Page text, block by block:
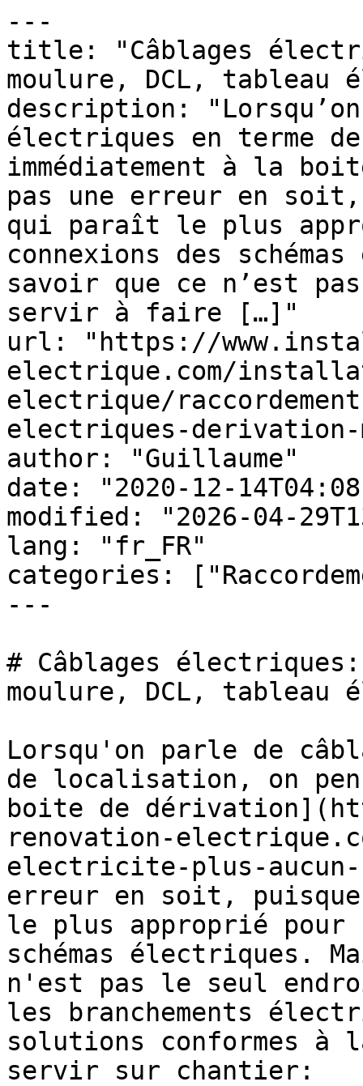
---
title: "Câblages
moulure, DCL, tableau
description:
électriques en terme
immédiatement à la
pas une erreur en
qui paraît le plus
connexions des
savoir que ce n’est
servir à faire […]"
url: "https://
electrique.com/
electrique/
electriques-
author: "Guillaume"
date: "2020-12-
modified: "2026-04-
lang: "fr_FR"
categories:
---
# Câblages
moulure, DCL, tableau
Lorsqu'on parle de
de localisation, on
boite de
renovation-
electricite-plus-
erreur en soit,
le plus approprié pour
schémas électriques.
n'est pas le seul
les branchements
solutions conformes à
servir sur chantier: